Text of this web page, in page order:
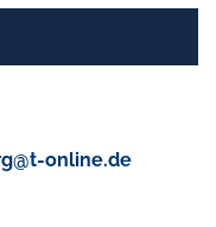
online.de